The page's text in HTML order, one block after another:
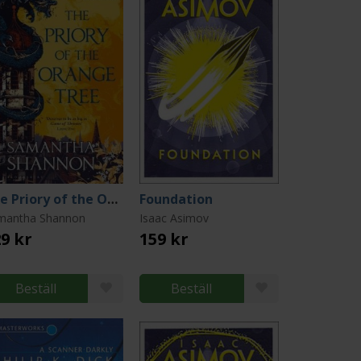
The Priory of the Orange Tree
Shannon
kr
Beställ
Foundation
Isaac Asimov
159 kr
Beställ